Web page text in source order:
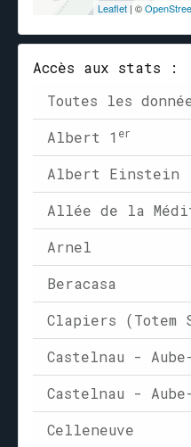
Leaflet | ©
Accès aux stats :
Toutes les
Albert 1 er
Albert Einstein
Allée de la
Arnel
Beracasa
Clapiers (Totem
Castelnau - Aube-
Castelnau -
Celleneuve